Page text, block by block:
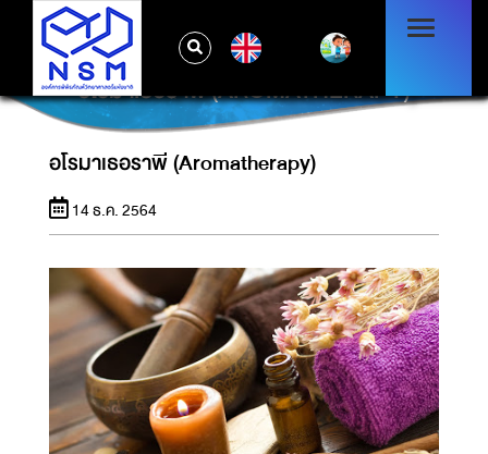
อโรมาเธอราพี (AROMATHERAPY)
อโรมาเธอราพี (Aromatherapy)
14 ธ.ค. 2564